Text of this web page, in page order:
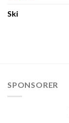
Ski
SPONSORER